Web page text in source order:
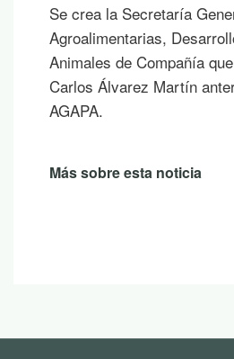
Se crea la Secretaría
Agroalimentarias,
Animales de Compañía
Carlos Álvarez Martín
AGAPA.
Más sobre esta noticia